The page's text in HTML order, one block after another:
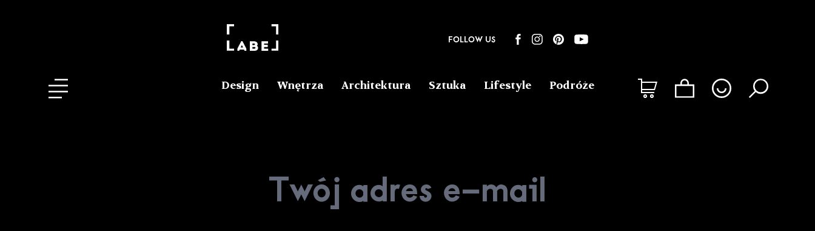
FOLLOW US
Design Wnętrza Architektura Sztuka Lifestyle Podróże